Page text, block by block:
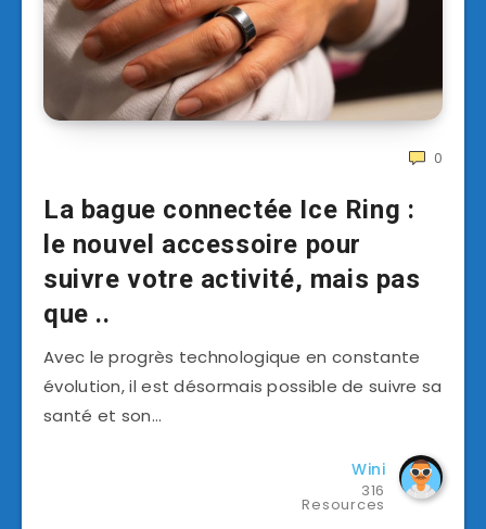
0
La bague connectée Ice Ring :
le nouvel accessoire pour
suivre votre activité, mais pas
que ..
Avec le progrès technologique en constante
évolution, il est désormais possible de suivre sa
santé et son…
Wini
316
Resources